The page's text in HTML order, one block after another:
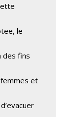
le
des fins
femmes et